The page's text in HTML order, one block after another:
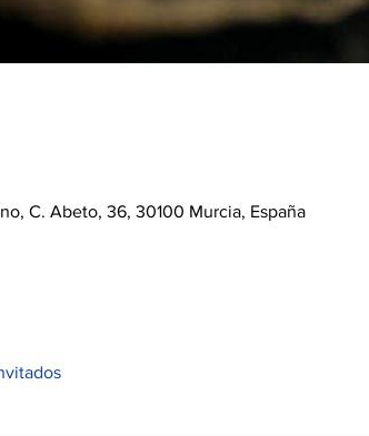
C. Abeto, 36, 30100 Murcia, España